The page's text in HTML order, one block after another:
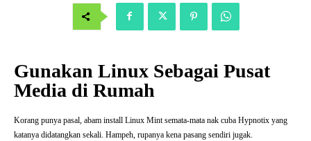
Gunakan Linux Sebagai Pusat
Media di Rumah
Korang punya pasal, abam install Linux Mint semata-mata nak cuba Hypnotix yang
katanya didatangkan sekali. Hampeh, rupanya kena pasang sendiri jugak.